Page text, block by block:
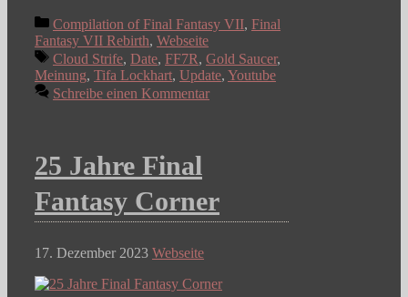
Kategorien
Compilation of Final Fantasy VII, Final
Fantasy VII Rebirth, Webseite
Schlagwörter
Cloud Strife, Date, FF7R, Gold Saucer,
Meinung, Tifa Lockhart, Update, Youtube
Schreibe einen Kommentar
25 Jahre Final
Fantasy Corner
17. Dezember 2023 Webseite